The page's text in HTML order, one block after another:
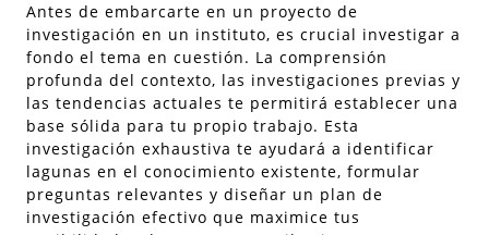
Antes de embarcarte en un proyecto de
investigación en un instituto, es crucial investigar a
fondo el tema en cuestión. La comprensión
profunda del contexto, las investigaciones previas y
las tendencias actuales te permitirá establecer una
base sólida para tu propio trabajo. Esta
investigación exhaustiva te ayudará a identificar
lagunas en el conocimiento existente, formular
preguntas relevantes y diseñar un plan de
investigación efectivo que maximice tus